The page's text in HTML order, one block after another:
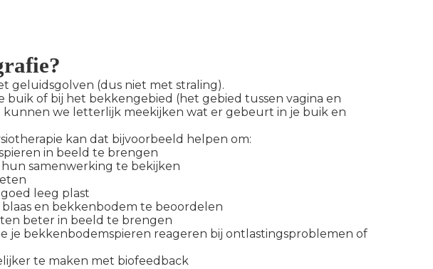
geluidsgolven (dus niet met straling).
buik of bij het bekkengebied (het gebied tussen vagina en
kunnen we letterlijk meekijken wat er gebeurt in je buik en
kan dat bijvoorbeeld helpen om:
in beeld te brengen
samenwerking te bekijken
leeg plast
en bekkenbodem te beoordelen
beter in beeld te brengen
je bekkenbodemspieren reageren bij ontlastingsproblemen of
te maken met biofeedback